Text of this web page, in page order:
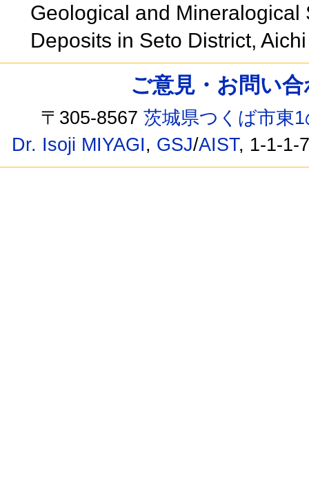
Geological and
Deposits in Seto District,
ご意見・お問い
〒305-8567茨城県つくば市東
Dr. Isoji MIYAGI, GSJ/AIST, 1-1-1-